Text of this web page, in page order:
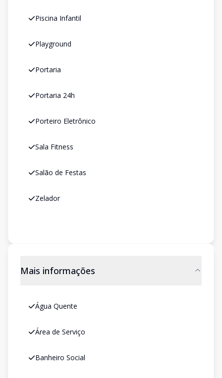
Piscina Infantil
Playground
Portaria
Portaria 24h
Porteiro Eletrônico
Sala Fitness
Salão de Festas
Zelador
Mais informações
Água Quente
Área de Serviço
Banheiro Social